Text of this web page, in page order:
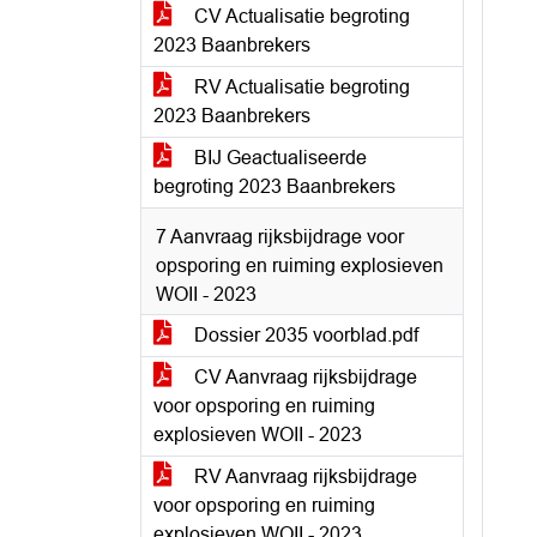
CV Actualisatie begroting
2023 Baanbrekers
RV Actualisatie begroting
2023 Baanbrekers
BIJ Geactualiseerde
begroting 2023 Baanbrekers
7 Aanvraag rijksbijdrage voor
opsporing en ruiming explosieven
WOII - 2023
Dossier 2035 voorblad.pdf
CV Aanvraag rijksbijdrage
voor opsporing en ruiming
explosieven WOII - 2023
RV Aanvraag rijksbijdrage
voor opsporing en ruiming